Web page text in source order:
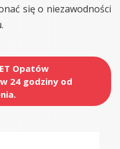
się o niezawodności
Opatów
24 godziny od